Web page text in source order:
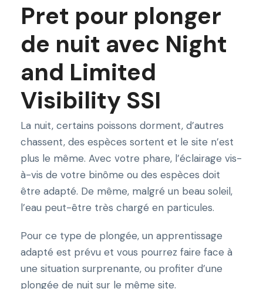
Pret pour plonger
de nuit avec Night
and Limited
Visibility SSI
La nuit, certains poissons dorment, d’autres
chassent, des espèces sortent et le site n’est
plus le même. Avec votre phare, l’éclairage vis-
à-vis de votre binôme ou des espèces doit
être adapté. De même, malgré un beau soleil,
l’eau peut-être très chargé en particules.
Pour ce type de plongée, un apprentissage
adapté est prévu et vous pourrez faire face à
une situation surprenante, ou profiter d’une
plongée de nuit sur le même site.